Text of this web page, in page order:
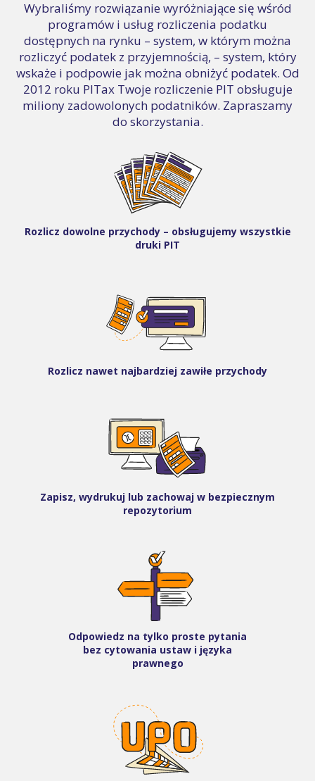
Wybraliśmy rozwiązanie wyróżniające się wśród
programów i usług rozliczenia podatku
dostępnych na rynku – system, w którym można
rozliczyć podatek z przyjemnością, – system, który
wskaże i podpowie jak można obniżyć podatek. Od
2012 roku PITax Twoje rozliczenie PIT obsługuje
miliony zadowolonych podatników. Zapraszamy
do skorzystania.
Rozlicz dowolne przychody – obsługujemy wszystkie
druki PIT
Rozlicz nawet najbardziej zawiłe przychody
Zapisz, wydrukuj lub zachowaj w bezpiecznym
repozytorium
Odpowiedz na tylko proste pytania
bez cytowania ustaw i języka
prawnego